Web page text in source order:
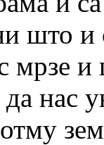
што и
мрзе и
нас